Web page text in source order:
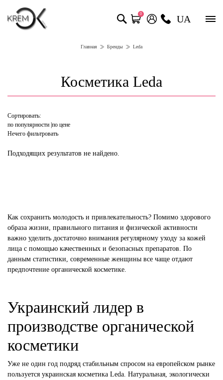
0 UA
Главная Бренды Leda
Косметика Leda
Сортировать:
по популярности по цене
Нечего фильтровать
Подходящих результатов не найдено.
Как сохранить молодость и привлекательность? Помимо здорового
образа жизни, правильного питания и физической активности
важно уделить достаточно внимания регулярному уходу за кожей
лица с помощью качественных и безопасных препаратов. По
данным статистики, современные женщины все чаще отдают
предпочтение органической косметике.
Украинский лидер в
производстве органической
косметики
Уже не один год подряд стабильным спросом на европейском рынке
пользуется украинская косметика Leda. Натуральная, экологически